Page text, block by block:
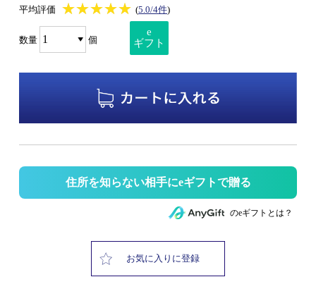
平均評価 ★★★★★
★★★★★ (5.0/4件)
数量 個
e
ギフト
住所を知らない相手にeギフトで贈る
のeギフトとは？
お気に入りに登録